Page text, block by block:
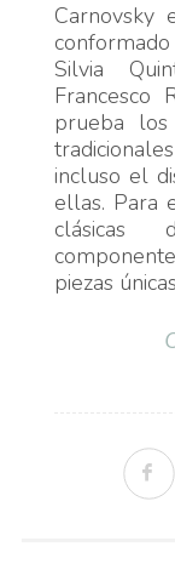
Carnovsky
Silvia
Francesco
prueba los
incluso el
ellas. Para
clásicas
piezas